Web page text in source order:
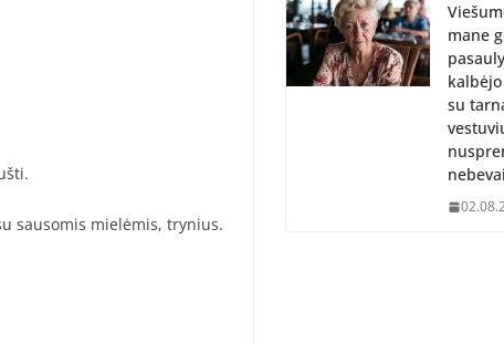
sausomis mielėmis, trynius.
mane
su